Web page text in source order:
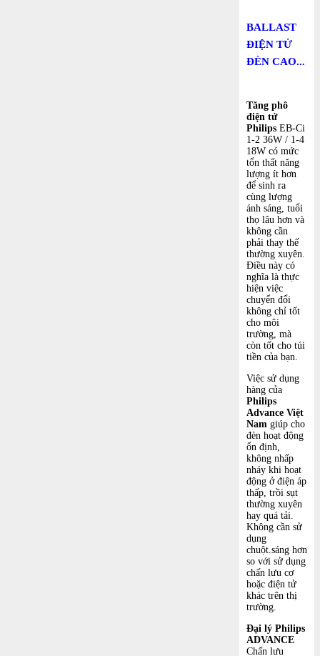
BALLAST
ĐIỆN TỬ
ĐÈN CAO...
Tăng phô
điện tử
Philips EB-Ci
1-2 36W / 1-4
18W có mức
tổn thất năng
lượng ít hơn
để sinh ra
cùng lượng
ánh sáng, tuổi
thọ lâu hơn và
không cần
phải thay thế
thường xuyên.
Điều này có
nghĩa là thực
hiện việc
chuyển đổi
không chỉ tốt
cho môi
trường, mà
còn tốt cho túi
tiền của bạn.
Việc sử dụng
hàng của
Philips
Advance Việt
Nam giúp cho
đèn hoạt động
ổn định,
không nhấp
nháy khi hoạt
động ở điện áp
thấp, trồi sụt
thường xuyên
hay quá tải.
Không cần sử
dụng
chuột.sáng hơn
so với sử dụng
chấn lưu cơ
hoặc điện tử
khác trên thị
trường.
Đại lý Philips
ADVANCE
Chấn lưu